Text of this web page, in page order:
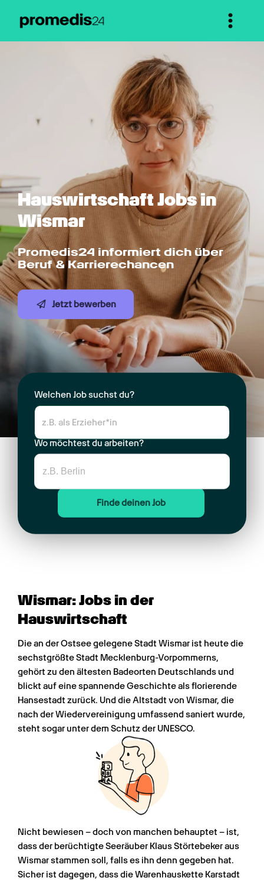
Hauswirtschaft Jobs in
Wismar
Promedis24 informiert dich über
Beruf & Karrierechancen
Jetzt bewerben
Welchen Job suchst du?
Wo möchtest du arbeiten?
Finde deinen Job
Wismar: Jobs in der
Hauswirtschaft
Die an der Ostsee gelegene Stadt Wismar ist heute die
sechstgrößte Stadt Mecklenburg-Vorpommerns,
gehört zu den ältesten Badeorten Deutschlands und
blickt auf eine spannende Geschichte als florierende
Hansestadt zurück. Und die Altstadt von Wismar, die
nach der Wiedervereinigung umfassend saniert wurde,
steht sogar unter dem Schutz der UNESCO.
Nicht bewiesen – doch von manchen behauptet – ist,
dass der berüchtigte Seeräuber Klaus Störtebeker aus
Wismar stammen soll, falls es ihn denn gegeben hat.
Sicher ist dagegen, dass die Warenhauskette Karstadt